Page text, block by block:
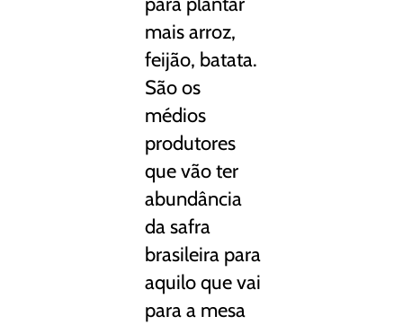
mais arroz,
feijão, batata.
São os
médios
produtores
que vão ter
abundância
da safra
brasileira para
aquilo que vai
para a mesa